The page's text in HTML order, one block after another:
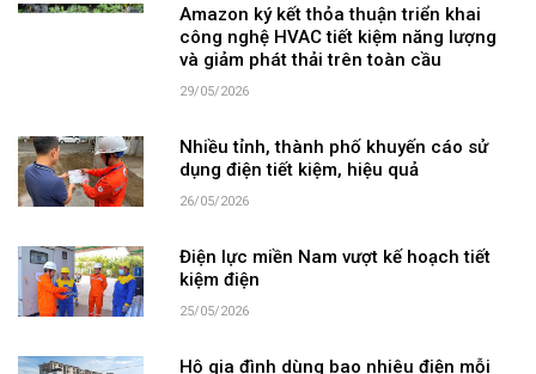
Amazon ký kết thỏa thuận triển khai
công nghệ HVAC tiết kiệm năng lượng
và giảm phát thải trên toàn cầu
29/05/2026
Nhiều tỉnh, thành phố khuyến cáo sử
dụng điện tiết kiệm, hiệu quả
26/05/2026
Điện lực miền Nam vượt kế hoạch tiết
kiệm điện
25/05/2026
Hộ gia đình dùng bao nhiêu điện mỗi